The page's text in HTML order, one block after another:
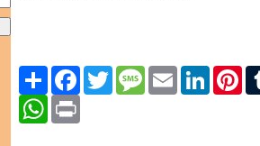
Paylaş FacebookTwitter Message Email LinkedIn
WhatsApp